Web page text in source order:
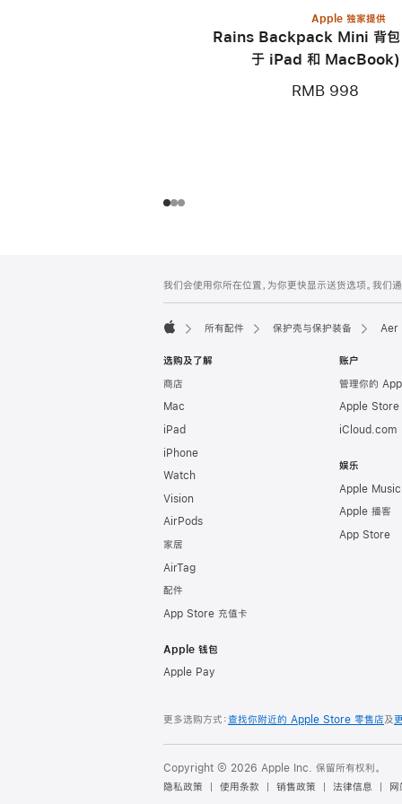
Apple 独家提供
Rains Backpack Mini 背包
于 iPad 和 MacBook)
RMB 998
页
页
脚
注
我们会使用你所在位置，为你更快显示送货选项。我
所有配件 保护壳与保护装备 Aer
选购及了解
商店
Mac
iPad
iPhone
Watch
Vision
AirPods
家居
AirTag
配件
App Store 充值卡
Apple 钱包
Apple Pay
账户
管理你的
Apple Store
iCloud.com
娱乐
Apple Music
Apple 播客
App Store
更多选购方式：查找你附近的 Apple Store 零售店及
Copyright © 2026 Apple Inc. 保留所有权利。
隐私政策
使用条款 销售政策 法律信息